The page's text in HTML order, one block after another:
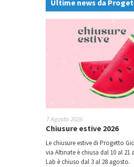
Ultime news da
7 Agosto 2026
Chiusure estive 2026
Le chiusure estive di Progetto
via Altinate è chiusa dal 10 al 21
Lab è chiuso dal 3 al 28 agosto.